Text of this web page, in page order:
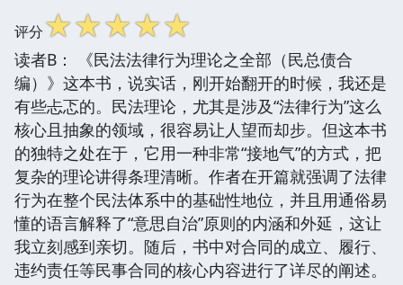
评分☆☆☆☆☆
读者B： 《民法法律行为理论之全部（民总债合
编）》这本书，说实话，刚开始翻开的时候，我还是
有些忐忑的。民法理论，尤其是涉及“法律行为”这么
核心且抽象的领域，很容易让人望而却步。但这本书
的独特之处在于，它用一种非常“接地气”的方式，把
复杂的理论讲得条理清晰。作者在开篇就强调了法律
行为在整个民法体系中的基础性地位，并且用通俗易
懂的语言解释了“意思自治”原则的内涵和外延，这让
我立刻感到亲切。随后，书中对合同的成立、履行、
违约责任等民事合同的核心内容进行了详尽的阐述。